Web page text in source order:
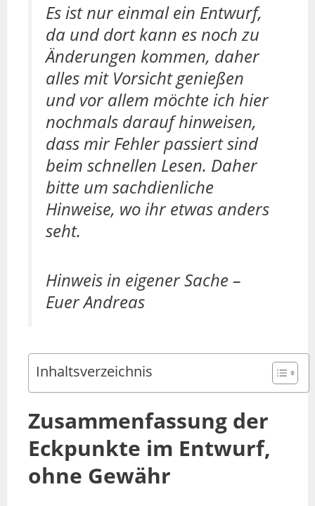
Es ist nur einmal ein Entwurf,
da und dort kann es noch zu
Änderungen kommen, daher
alles mit Vorsicht genießen
und vor allem möchte ich hier
nochmals darauf hinweisen,
dass mir Fehler passiert sind
beim schnellen Lesen. Daher
bitte um sachdienliche
Hinweise, wo ihr etwas anders
seht.
Hinweis in eigener Sache –
Euer Andreas
Inhaltsverzeichnis
Zusammenfassung der
Eckpunkte im Entwurf,
ohne Gewähr